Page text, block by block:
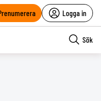
Logga in
Sök